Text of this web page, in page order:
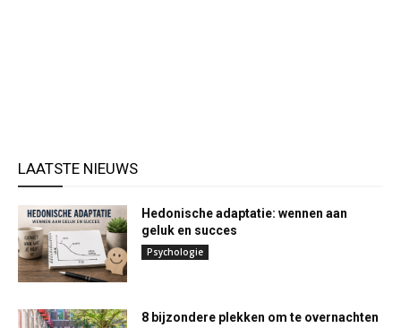
LAATSTE NIEUWS
Hedonische adaptatie: wennen aan
geluk en succes
Psychologie
8 bijzondere plekken om te overnachten